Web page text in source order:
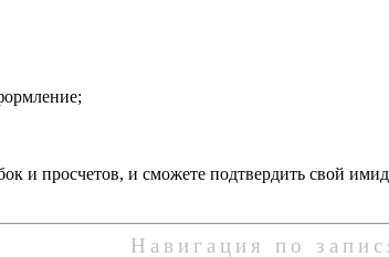
и просчетов, и сможете подтвердить свой
Навигация по